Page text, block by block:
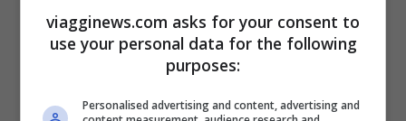
pochissimo le occasioni sono ancora più
ghiotte!
Da Milano Malpensapotreste volare
viagginews.com asks for your consent to
use your personal data for the following
purposes:
Personalised advertising and content, advertising and